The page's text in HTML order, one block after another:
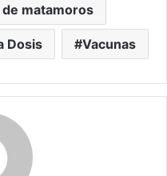
matamoros
Dosis Vacunas